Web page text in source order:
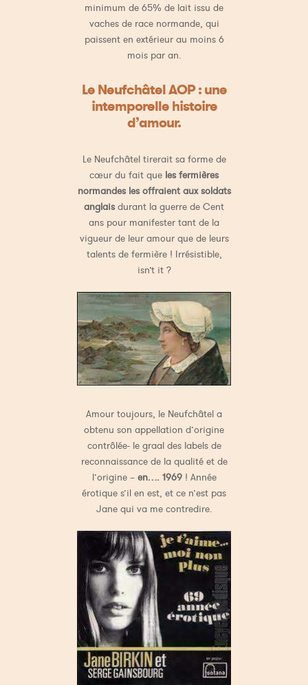
minimum de 65% de lait issu de
vaches de race normande, qui
paissent en extérieur au moins 6
mois par an.
Le Neufchâtel AOP : une
intemporelle histoire
d’amour.
Le Neufchâtel tirerait sa forme de
cœur du fait que les fermières
normandes les offraient aux soldats
anglais durant la guerre de Cent
ans pour manifester tant de la
vigueur de leur amour que de leurs
talents de fermière ! Irrésistible,
isn’t it ?
Amour toujours, le Neufchâtel a
obtenu son appellation d’origine
contrôlée- le graal des labels de
reconnaissance de la qualité et de
l’origine – en…. 1969 ! Année
érotique s’il en est, et ce n’est pas
Jane qui va me contredire.